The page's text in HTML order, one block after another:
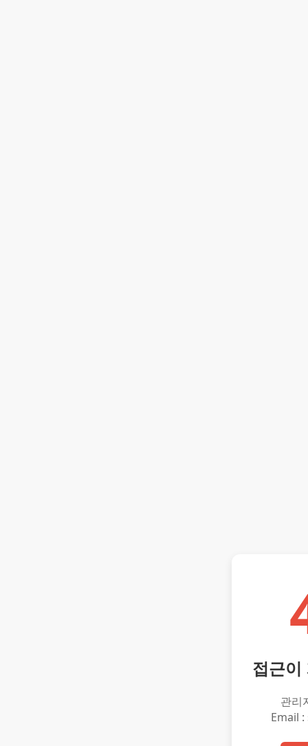
접근이
관리
Email